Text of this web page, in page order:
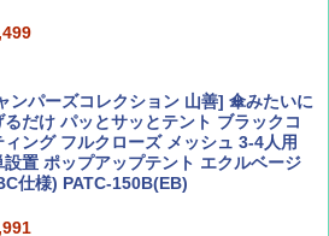
ボーイング110周年を祝して！
ビ-パル) 2026年 9 月号【特別付録:
ミニマル"旅"財布 ランダム2種】
い日本地理 地図・統計・移動から読み
(講談社現代新書)
ンパーズコレクション 山善] 傘みたいに
るだけ パッとサッとテント ブラックコ
ィング フルクローズ メッシュ 3-4人用
設置 ポップアップテント エクルベージ
仕様) PATC-150B(EB)